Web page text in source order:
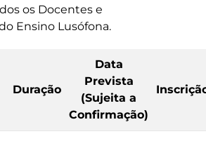
os Docentes e
Ensino Lusófona.
Duração
Data
Prevista
(Sujeita a
Confirmação)